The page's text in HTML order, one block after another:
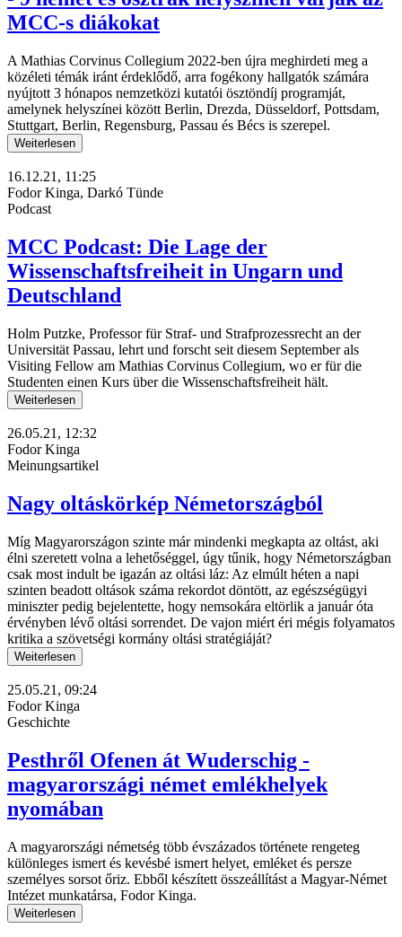
MCC-s diákokat
A Mathias Corvinus Collegium 2022-ben újra meghirdeti meg a
közéleti témák iránt érdeklődő, arra fogékony hallgatók számára
nyújtott 3 hónapos nemzetközi kutatói ösztöndíj programját,
amelynek helyszínei között Berlin, Drezda, Düsseldorf, Pottsdam,
Stuttgart, Berlin, Regensburg, Passau és Bécs is szerepel.
Weiterlesen
16.12.21, 11:25
Fodor Kinga, Darkó Tünde
Podcast
MCC Podcast: Die Lage der
Wissenschaftsfreiheit in Ungarn und
Deutschland
Holm Putzke, Professor für Straf- und Strafprozessrecht an der
Universität Passau, lehrt und forscht seit diesem September als
Visiting Fellow am Mathias Corvinus Collegium, wo er für die
Studenten einen Kurs über die Wissenschaftsfreiheit hält.
Weiterlesen
26.05.21, 12:32
Fodor Kinga
Meinungsartikel
Nagy oltáskörkép Németországból
Míg Magyarországon szinte már mindenki megkapta az oltást, aki
élni szeretett volna a lehetőséggel, úgy tűnik, hogy Németországban
csak most indult be igazán az oltási láz: Az elmúlt héten a napi
szinten beadott oltások száma rekordot döntött, az egészségügyi
miniszter pedig bejelentette, hogy nemsokára eltörlik a január óta
érvényben lévő oltási sorrendet. De vajon miért éri mégis folyamatos
kritika a szövetségi kormány oltási stratégiáját?
Weiterlesen
25.05.21, 09:24
Fodor Kinga
Geschichte
Pesthről Ofenen át Wuderschig -
magyarországi német emlékhelyek
nyomában
A magyarországi németség több évszázados története rengeteg
különleges ismert és kevésbé ismert helyet, emléket és persze
személyes sorsot őriz. Ebből készített összeállítást a Magyar-Német
Intézet munkatársa, Fodor Kinga.
Weiterlesen